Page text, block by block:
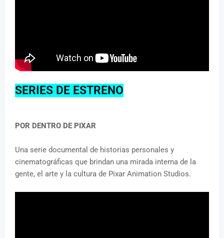
SERIES DE ESTRENO
POR DENTRO DE PIXAR
Una serie documental de historias personales y
cinematográficas que brindan una mirada interna de la
gente, el arte y la cultura de Pixar Animation Studios.